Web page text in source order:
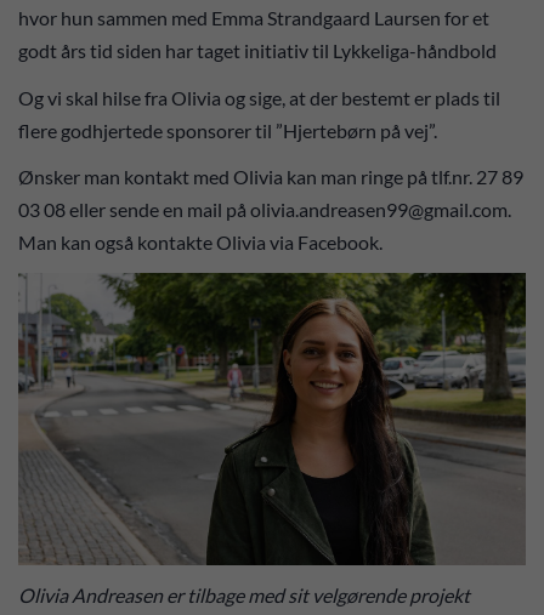
hvor hun sammen med Emma Strandgaard Laursen for et
godt års tid siden har taget initiativ til Lykkeliga-håndbold
Og vi skal hilse fra Olivia og sige, at der bestemt er plads til
flere godhjertede sponsorer til ”Hjertebørn på vej”.
Ønsker man kontakt med Olivia kan man ringe på tlf.nr. 27 89
03 08 eller sende en mail på olivia.andreasen99@gmail.com.
Man kan også kontakte Olivia via Facebook.
Olivia Andreasen er tilbage med sit velgørende projekt